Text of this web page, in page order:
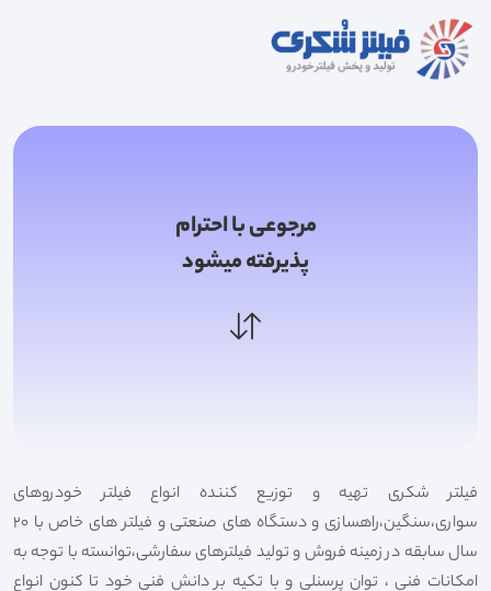
مرجوعی با احترام
پذیرفته میشود
فیلتر شکری تهیه و توزیع کننده انواع فیلتر خودروهای
سواری،سنگین،راهسازی و دستگاه های صنعتی و فیلتر های خاص با 20
سال سابقه در زمینه فروش و تولید فیلترهای سفارشی،توانسته با توجه به
امکانات فنی ، توان پرسنلی و با تکیه بر دانش فنی خود تا کنون انواع